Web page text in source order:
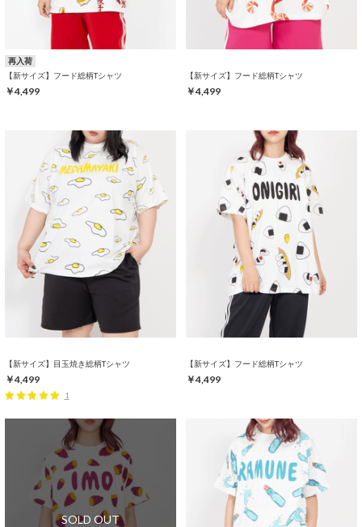
再入荷
【新サイズ】フード総柄Tシャツ
￥4,499
【新サイズ】フード総柄Tシャツ
￥4,499
【新サイズ】目玉焼き総柄Tシャツ
￥4,499
1
【新サイズ】フード総柄Tシャツ
￥4,499
SOLD OUT